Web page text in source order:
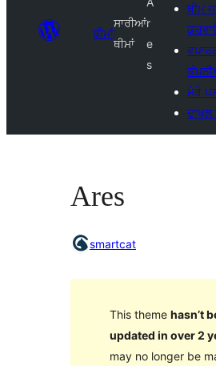
ਥੀਮਾਂ
ਸਾਰੀਆਂ
ਥੀਮਾਂ
r
e
s
ਥੀਮ
ਮੇਰੇ
ਦਾਖਲ
Ares
smartcat
This theme hasn’t
updated in over 2
may no longer be